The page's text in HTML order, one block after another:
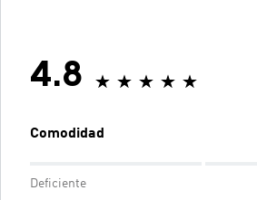
4.8
Comodidad
Deficiente